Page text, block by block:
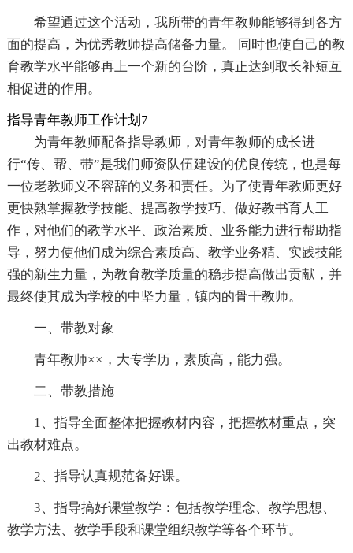
希望通过这个活动，我所带的青年教师能够得到各方
面的提高，为优秀教师提高储备力量。 同时也使自己的教
育教学水平能够再上一个新的台阶，真正达到取长补短互
相促进的作用。
指导青年教师工作计划7
为青年教师配备指导教师，对青年教师的成长进
行“传、帮、带”是我们师资队伍建设的优良传统，也是每
一位老教师义不容辞的义务和责任。为了使青年教师更好
更快熟掌握教学技能、提高教学技巧、做好教书育人工
作，对他们的教学水平、政治素质、业务能力进行帮助指
导，努力使他们成为综合素质高、教学业务精、实践技能
强的新生力量，为教育教学质量的稳步提高做出贡献，并
最终使其成为学校的中坚力量，镇内的骨干教师。
一、带教对象
青年教师××，大专学历，素质高，能力强。
二、带教措施
1、指导全面整体把握教材内容，把握教材重点，突
出教材难点。
2、指导认真规范备好课。
3、指导搞好课堂教学：包括教学理念、教学思想、
教学方法、教学手段和课堂组织教学等各个环节。